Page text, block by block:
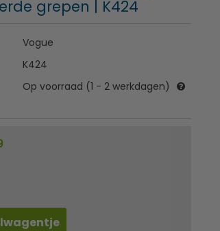
grepen | K424
Vogue
K424
Op voorraad (1 - 2 werkdagen)